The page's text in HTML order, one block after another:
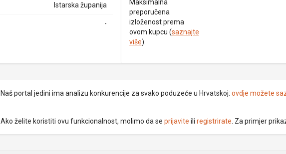
Istarska županija
-
Maksimalna
preporučena
izloženost prema
ovom kupcu (saznajte
više).
Naš portal jedini ima analizu konkurencije za svako poduzeće u Hrvatskoj: ovdje možete
Ako želite koristiti ovu funkcionalnost, molimo da se prijavite ili registrirate . Za primjer